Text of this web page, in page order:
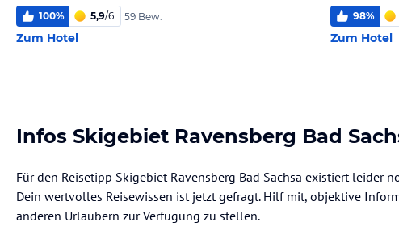
100% 5,9/6 59 Bew.
Zum Hotel
98%
Zum Hotel
Infos Skigebiet Ravensberg Bad
Für den Reisetipp Skigebiet Ravensberg Bad Sachsa existiert leider
Dein wertvolles Reisewissen ist jetzt gefragt. Hilf mit, objektive
anderen Urlaubern zur Verfügung zu stellen.